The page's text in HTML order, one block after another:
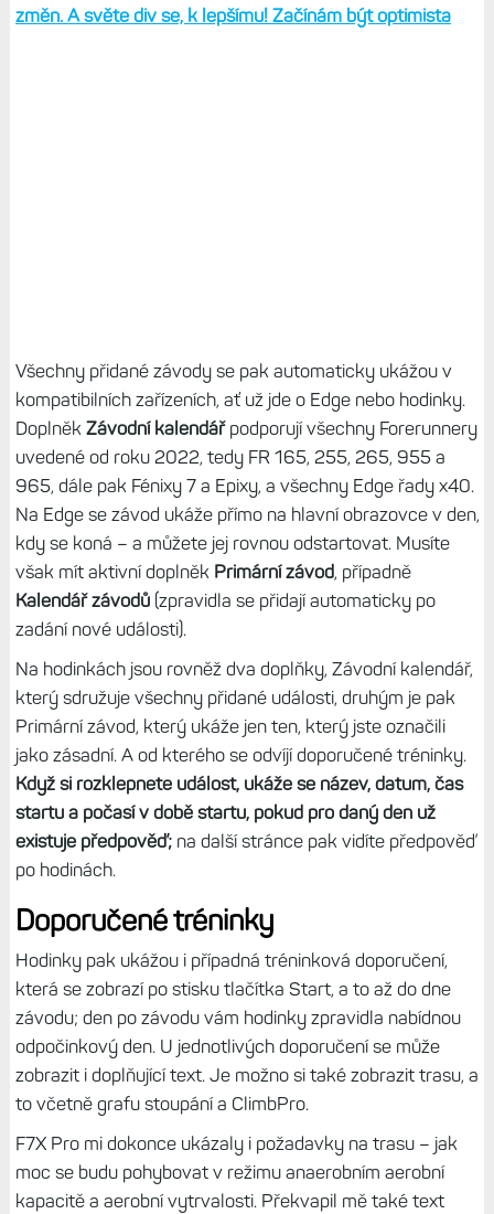
změn. A světe div se, k lepšímu! Začínám být optimista
Všechny přidané závody se pak automaticky ukážou v
kompatibilních zařízeních, ať už jde o Edge nebo hodinky.
Doplněk Závodní kalendářpodporují všechny Forerunnery
uvedené od roku 2022, tedy FR 165, 255, 265, 955 a
965, dále pak Fénixy 7 a Epixy, a všechny Edge řady x40.
Na Edge se závod ukáže přímo na hlavní obrazovce v den,
kdy se koná – a můžete jej rovnou odstartovat. Musíte
však mít aktivní doplněk Primární závod, případně
Kalendář závodů(zpravidla se přidají automaticky po
zadání nové události).
Na hodinkách jsou rovněž dva doplňky, Závodní kalendář,
který sdružuje všechny přidané události, druhým je pak
Primární závod, který ukáže jen ten, který jste označili
jako zásadní. A od kterého se odvíjí doporučené tréninky.
Když si rozklepnete událost, ukáže se název, datum, čas
startu a počasí v době startu, pokud pro daný den už
existuje předpověď;na další stránce pak vidíte předpověď
po hodinách.
Doporučené tréninky
Hodinky pak ukážou i případná tréninková doporučení,
která se zobrazí po stisku tlačítka Start, a to až do dne
závodu; den po závodu vám hodinky zpravidla nabídnou
odpočinkový den. U jednotlivých doporučení se může
zobrazit i doplňující text. Je možno si také zobrazit trasu, a
to včetně grafu stoupání a ClimbPro.
F7X Pro mi dokonce ukázaly i požadavky na trasu – jak
moc se budu pohybovat v režimu anaerobním aerobní
kapacitě a aerobní vytrvalosti. Překvapil mě také text